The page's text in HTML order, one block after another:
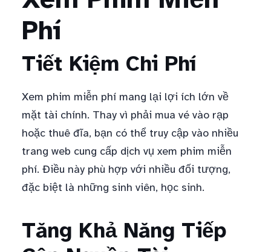
Phí
Tiết Kiệm Chi Phí
Xem phim miễn phí mang lại lợi ích lớn về
mặt tài chính. Thay vì phải mua vé vào rạp
hoặc thuê đĩa, bạn có thể truy cập vào nhiều
trang web cung cấp dịch vụ xem phim miễn
phí. Điều này phù hợp với nhiều đối tượng,
đặc biệt là những sinh viên, học sinh.
Tăng Khả Năng Tiếp